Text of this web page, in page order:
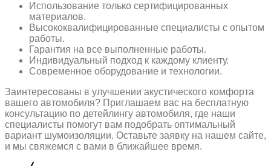
Использование только сертифицированных
материалов.
Высококвалифицированные специалисты с опытом
работы.
Гарантия на все выполненные работы.
Индивидуальный подход к каждому клиенту.
Современное оборудование и технологии.
Заинтересованы в улучшении акустического комфорта
вашего автомобиля? Приглашаем вас на бесплатную
консультацию по детейлингу автомобиля, где наши
специалисты помогут вам подобрать оптимальный
вариант шумоизоляции. Оставьте заявку на нашем сайте,
и мы свяжемся с вами в ближайшее время.